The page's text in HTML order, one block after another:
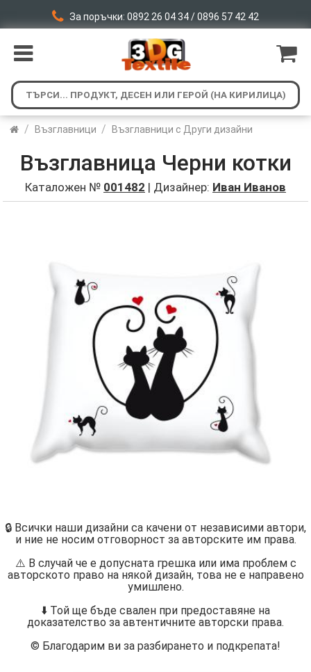
За поръчки: 0892 26 04 34 / 0896 57 42 42
/ Възглавници / Възглавници с Други дизайни
Възглавница Черни котки
Каталожен № 001482 | Дизайнер: Иван Иванов
🔒 Всички наши дизайни са качени от независими автори,
и ние не носим отговорност за авторските им права.
⚠️ В случай че е допусната грешка или има проблем с
авторското право на някой дизайн, това не е направено
умишлено.
⬇️ Той ще бъде свален при предоставяне на
доказателство за автентичните авторски права.
©️ Благодарим ви за разбирането и подкрепата!